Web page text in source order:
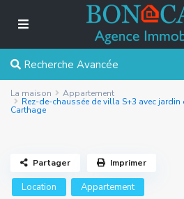
Recherche Avancée
La maison Appartement
Rez-de-chaussée de villa S+3 avec
Carthage
Location Appartement
Partager Imprimer